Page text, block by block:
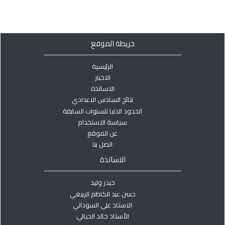
خريطة الموقع
الرئيسية
الاخبار
الاساتذة
نتائج السادس الاعدادي
الحدود الدنيا للسنوات السابقة
سياسة الاستخدام
عن الموقع
اتصل بنا
الاساتذة
حيدر وليد
حسن عبد الكاظم الربيعي
الاستاذ علي السوداني
الأستاذ خالد الحيالي